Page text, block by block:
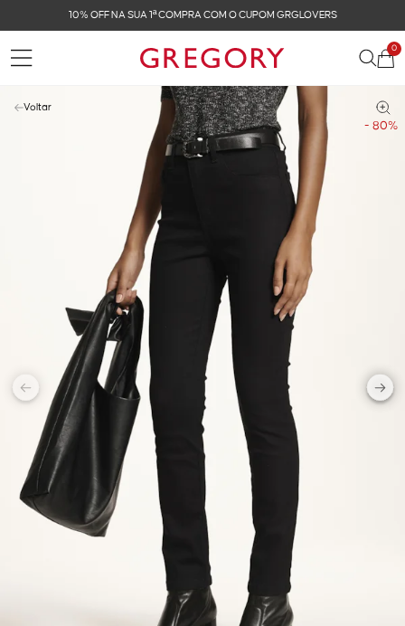
10% OFF NA SUA 1ª COMPRA COM O CUPOM GRGLOVERS
0
- 80%
Voltar